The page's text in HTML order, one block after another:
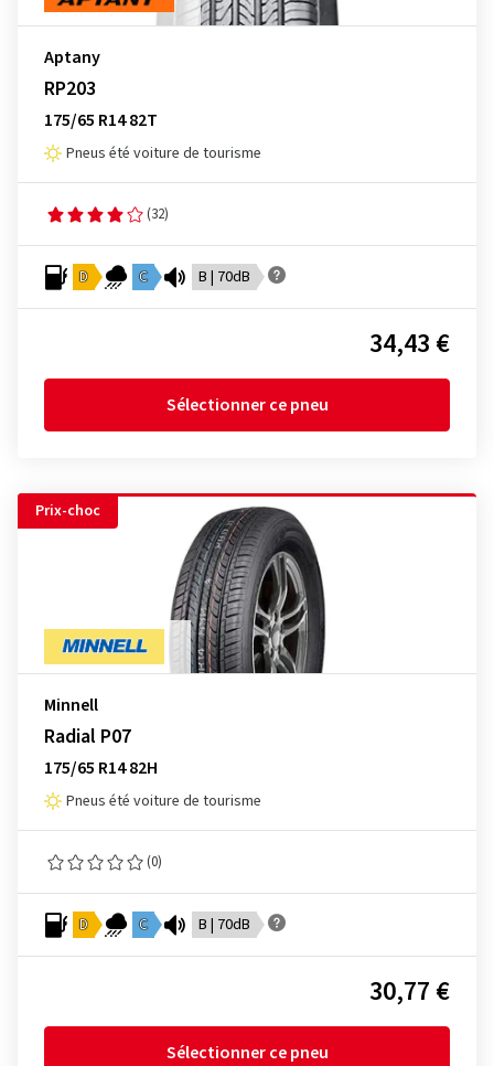
Aptany
RP203
175/65 R14 82T
Pneus été voiture de tourisme
(32)
D C B | 70dB
34,43 €
Sélectionner ce pneu
Prix-choc
Minnell
Radial P07
175/65 R14 82H
Pneus été voiture de tourisme
(0)
D C B | 70dB
30,77 €
Sélectionner ce pneu